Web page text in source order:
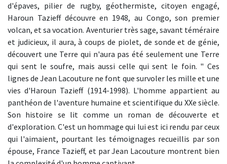
d'épaves, pilier de rugby, géothermiste, citoyen engagé,
Haroun Tazieff découvre en 1948, au Congo, son premier
volcan, et sa vocation. Aventurier très sage, savant téméraire
et judicieux, il aura, à coups de piolet, de sonde et de génie,
découvert une Terre qui n'aura pas été seulement une Terre
qui sent le soufre, mais aussi celle qui sent le foin. " Ces
lignes de Jean Lacouture ne font que survoler les mille et une
vies d'Haroun Tazieff (1914-1998). L'homme appartient au
panthéon de l'aventure humaine et scientifique du XXe siècle.
Son histoire se lit comme un roman de découverte et
d'exploration. C'est un hommage qui lui est ici rendu par ceux
qui l'aimaient, pourtant les témoignages recueillis par son
épouse, France Tazieff, et par Jean Lacouture montrent bien